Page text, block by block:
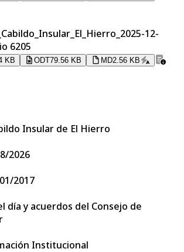
12-
6205
KB ODT79.56 KB MD2.56 KB
Insular de El Hierro
2026
2017
día y acuerdos del Consejo de
Institucional